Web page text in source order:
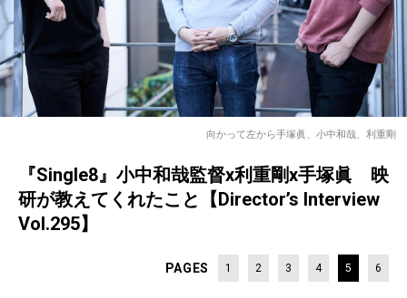
向かって左から手塚眞、小中和哉、利重剛
『Single8』小中和哉監督x利重剛x手塚眞 映
研が教えてくれたこと【Director’s Interview
Vol.295】
PAGES 1 2 3 4 5 6